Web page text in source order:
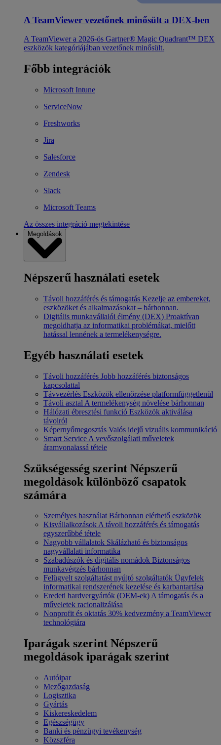
A TeamViewer vezetőnek minősült a DEX-ben
A TeamViewer a 2026-ös Gartner® Magic Quadrant™ DEX
eszközök kategóriájában vezetőnek minősült.
Főbb integrációk
Microsoft Intune
ServiceNow
Freshworks
Jira
Salesforce
Zendesk
Slack
Microsoft Teams
Az összes integráció megtekintése
Megoldások
Népszerű használati esetek
Távoli hozzáférés és támogatás Kezelje az embereket,
eszközöket és alkalmazásokat – bárhonnan.
Digitális munkavállalói élmény (DEX) Proaktívan
megoldhatja az informatikai problémákat, mielőtt
hatással lennének a termelékenységre.
Egyéb használati esetek
Távoli hozzáférés Jobb hozzáférés biztonságos
kapcsolattal
Távvezérlés Eszközök ellenőrzése platformfüggetlenül
Távoli asztal A termelékenység növelése bárhonnan
Hálózati ébresztési funkció Eszközök aktiválása
távolról
Képernyőmegosztás Valós idejű vizuális kommunikáció
Smart Service A vevőszolgálati műveletek
áramvonalassá tétele
Szükségesség szerint Népszerű
megoldások különböző csapatok
számára
Személyes használat Bárhonnan elérhető eszközök
KisvállalkozásokA távoli hozzáférés és támogatás
egyszerűbbé tétele
Nagyobb vállalatok Skálázható és biztonságos
nagyvállalati informatika
Szabadúszók és digitális nomádok Biztonságos
munkavégzés bárhonnan
Felügyelt szolgáltatást nyújtó szolgáltatók Ügyfelek
informatikai rendszerének kezelése és karbantartása
Eredeti hardvergyártók (OEM-ek)A támogatás és a
műveletek racionalizálása
Nonprofit és oktatás 30% kedvezmény a TeamViewer
technológiára
Iparágak szerint Népszerű
megoldások iparágak szerint
Autóipar
Mezőgazdaság
Logisztika
Gyártás
Kiskereskedelem
Egészségügy
Banki és pénzügyi tevékenység
Közszféra